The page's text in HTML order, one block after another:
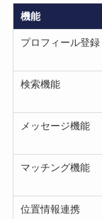
機能
プロフィール登録
検索機能
メッセージ機能
マッチング機能
位置情報連携